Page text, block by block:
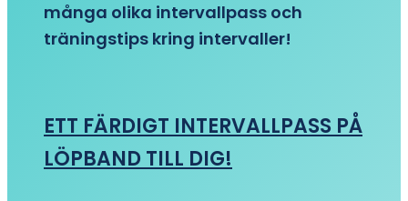
många olika intervallpass och
träningstips kring intervaller!
ETT FÄRDIGT INTERVALLPASS PÅ
LÖPBAND TILL DIG!